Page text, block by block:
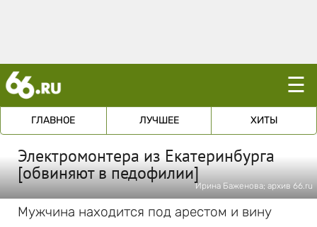
☰
ГЛАВНОЕ ЛУЧШЕЕ ХИТЫ
Электромонтера из Екатеринбурга
[обвиняют в педофилии]
Ирина Баженова; архив 66.ru
Мужчина находится под арестом и вину